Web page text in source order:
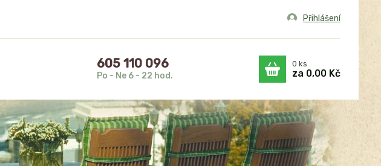
Přihlášení
605 110 096
Po - Ne 6 - 22 hod.
0 ks
za 0,00 Kč